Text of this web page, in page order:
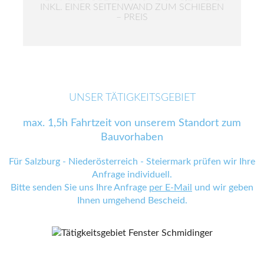
INKL. EINER SEITENWAND ZUM SCHIEBEN
– PREIS
UNSER TÄTIGKEITSGEBIET
max. 1,5h Fahrtzeit von unserem Standort zum
Bauvorhaben
Für Salzburg - Niederösterreich - Steiermark prüfen wir Ihre
Anfrage individuell.
Bitte senden Sie uns Ihre Anfrage per E-Mail
und wir geben
Ihnen umgehend Bescheid.